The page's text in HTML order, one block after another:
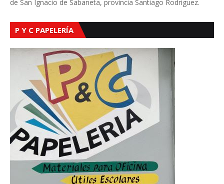
de San Ignacio de Sabaneta, provincia Santiago Rodríguez.
P Y C PAPELERÍA